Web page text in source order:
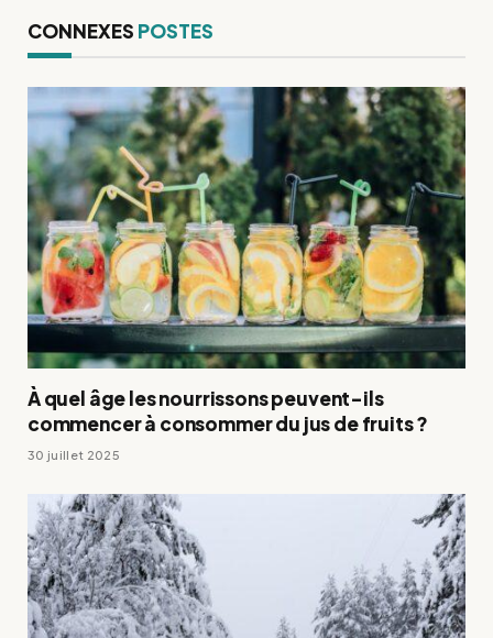
CONNEXES POSTES
À quel âge les nourrissons peuvent-ils
commencer à consommer du jus de fruits ?
30 juillet 2025